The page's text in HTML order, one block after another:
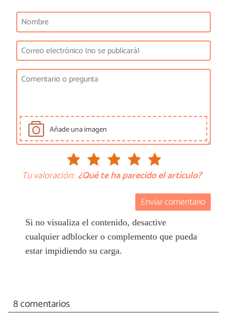
Añade una imagen
Tu valoración: ¿Qué te ha parecido el artículo?
Enviar comentario
Si no visualiza el contenido, desactive
cualquier adblocker o complemento que pueda
estar impidiendo su carga.
8 comentarios